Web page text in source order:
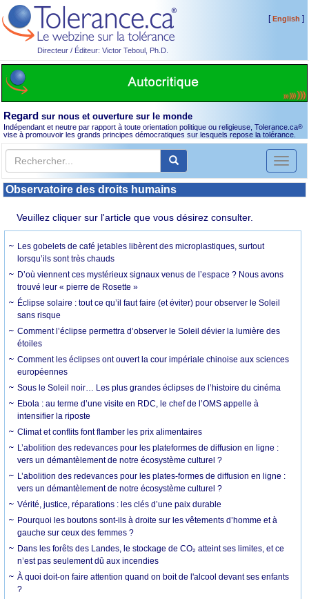
Directeur / Éditeur: Victor Teboul, Ph.D.
[English ]
Regard sur nous et ouverture sur le monde
Indépendant et neutre par rapport à toute orientation politique ou religieuse, Tolerance.ca®
vise à promouvoir les grands principes démocratiques sur lesquels repose la tolérance.
Toggle
Observatoire des droits humains
Veuillez cliquer sur l'article que vous désirez consulter.
Les gobelets de café jetables libèrent des microplastiques, surtout
lorsqu’ils sont très chauds
D’où viennent ces mystérieux signaux venus de l’espace ? Nous avons
trouvé leur « pierre de Rosette »
Éclipse solaire : tout ce qu’il faut faire (et éviter) pour observer le Soleil
sans risque
Comment l’éclipse permettra d’observer le Soleil dévier la lumière des
étoiles
Comment les éclipses ont ouvert la cour impériale chinoise aux sciences
européennes
Sous le Soleil noir… Les plus grandes éclipses de l’histoire du cinéma
Ebola : au terme d’une visite en RDC, le chef de l’OMS appelle à
intensifier la riposte
Climat et conflits font flamber les prix alimentaires
L’abolition des redevances pour les plateformes de diffusion en ligne :
vers un démantèlement de notre écosystème culturel ?
L’abolition des redevances pour les plates-formes de diffusion en ligne :
vers un démantèlement de notre écosystème culturel ?
Vérité, justice, réparations : les clés d’une paix durable
Pourquoi les boutons sont-ils à droite sur les vêtements d’homme et à
gauche sur ceux des femmes ?
Dans les forêts des Landes, le stockage de CO₂ atteint ses limites, et ce
n’est pas seulement dû aux incendies
À quoi doit-on faire attention quand on boit de l'alcool devant ses enfants
?